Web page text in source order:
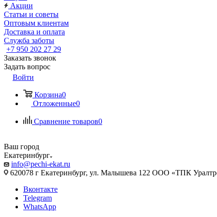
Акции
Статьи и советы
Оптовым клиентам
Доставка и оплата
Служба заботы
+7 950 202 27 29
Заказать звонок
Задать вопрос
Войти
Корзина0
Отложенные0
Сравнение товаров0
Ваш город
Екатеринбург
info@pechi-ekat.ru
620078 г Екатеринбург, ул. Малышева 122 ООО «ТПК
Вконтакте
Telegram
WhatsApp